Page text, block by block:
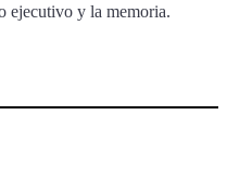
ejecutivo y la memoria.